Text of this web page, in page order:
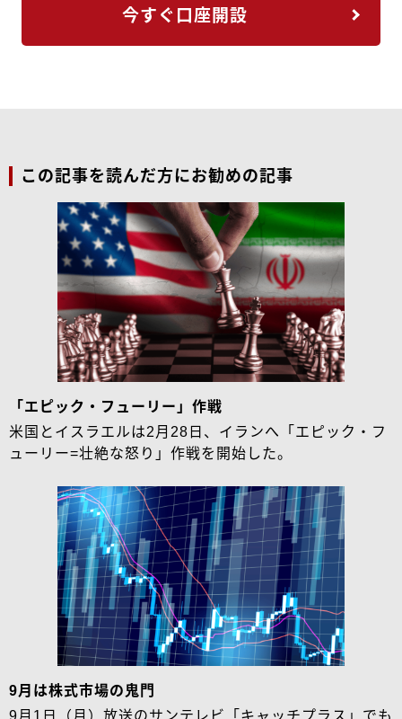
今すぐ口座開設
この記事を読んだ方にお勧めの記事
「エピック・フューリー」作戦
米国とイスラエルは2月28日、イランへ「エピック・フ
ューリー=壮絶な怒り」作戦を開始した。
9月は株式市場の鬼門
9月1日（月）放送のサンテレビ「キャッチプラス」でも